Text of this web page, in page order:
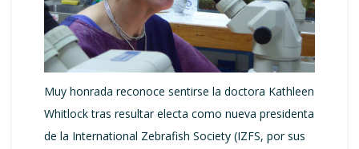
Muy honrada reconoce sentirse la doctora Kathleen
Whitlock tras resultar electa como nueva presidenta
de la International Zebrafish Society (IZFS, por sus